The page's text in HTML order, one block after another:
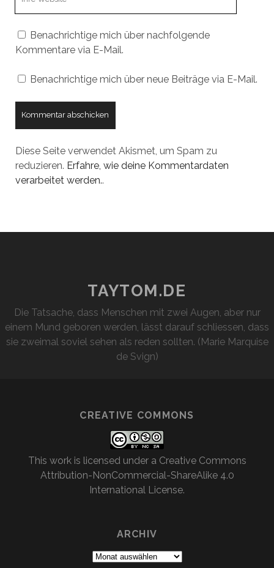
Benachrichtige mich über nachfolgende
Kommentare via E-Mail.
Benachrichtige mich über neue Beiträge via E-Mail.
Diese Seite verwendet Akismet, um Spam zu
reduzieren. Erfahre, wie deine Kommentardaten
verarbeitet werden..
TAYTOM.DE
Die Tatsache, dass Menschen mit zwei Augen, aber nur
einem Mund geboren werden, lässt darauf schliessen, dass
sie zweimal soviel sehen als reden sollten. (Marie Marquise
de Svign)
CREATIVE COMMONS
This work is licensed under a Creative Commons
Attribution-NonCommercial-ShareAlike 4.0
International License.
ARCHIV
Archiv